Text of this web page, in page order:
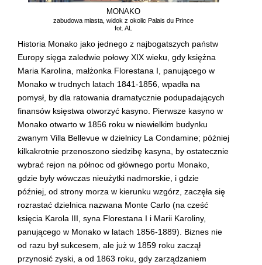
MONAKO
zabudowa miasta, widok z okolic Palais du Prince
fot. AL
Historia Monako jako jednego z najbogatszych państw
Europy sięga zaledwie połowy XIX wieku, gdy księżna
Maria Karolina, małżonka Florestana I, panującego w
Monako w trudnych latach 1841-1856, wpadła na
pomysł, by dla ratowania dramatycznie podupadających
finansów księstwa otworzyć kasyno. Pierwsze kasyno w
Monako otwarto w 1856 roku w niewielkim budynku
zwanym Villa Bellevue w dzielnicy La Condamine; później
kilkakrotnie przenoszono siedzibę kasyna, by ostatecznie
wybrać rejon na północ od głównego portu Monako,
gdzie były wówczas nieużytki nadmorskie, i gdzie
później, od strony morza w kierunku wzgórz, zaczęła się
rozrastać dzielnica nazwana Monte Carlo (na cześć
księcia Karola III, syna Florestana I i Marii Karoliny,
panującego w Monako w latach 1856-1889). Biznes nie
od razu był sukcesem, ale już w 1859 roku zaczął
przynosić zyski, a od 1863 roku, gdy zarządzaniem